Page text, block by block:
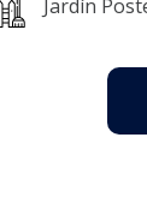
Jardín